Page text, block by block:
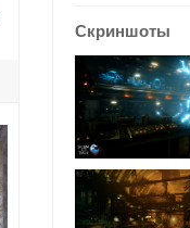
Скриншоты